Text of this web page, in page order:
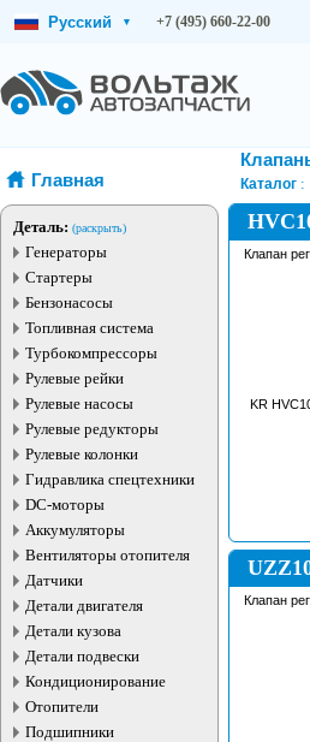
Русский ▾ +7 (495) 660-22-00
Главная
Деталь: (раскрыть)
Генераторы
Стартеры
Бензонасосы
Топливная система
Турбокомпрессоры
Рулевые рейки
Рулевые насосы
Рулевые редукторы
Рулевые колонки
Гидравлика спецтехники
DC-моторы
Аккумуляторы
Вентиляторы отопителя
Датчики
Детали двигателя
Детали кузова
Детали подвески
Кондиционирование
Отопители
Подшипники
Каталог
Клапан
KR
Клапан